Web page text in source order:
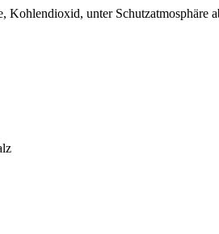
Kohlendioxid, unter Schutzatmosphäre